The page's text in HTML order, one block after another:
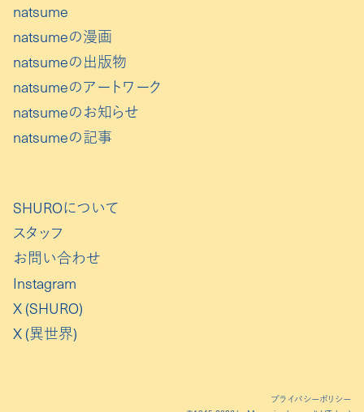
natsume
natsumeの漫画
natsumeの出版物
natsumeのアートワーク
natsumeのお知らせ
natsumeの記事
SHUROについて
スタッフ
お問い合わせ
Instagram
X (SHURO)
X (異世界)
プライバシーポリシー